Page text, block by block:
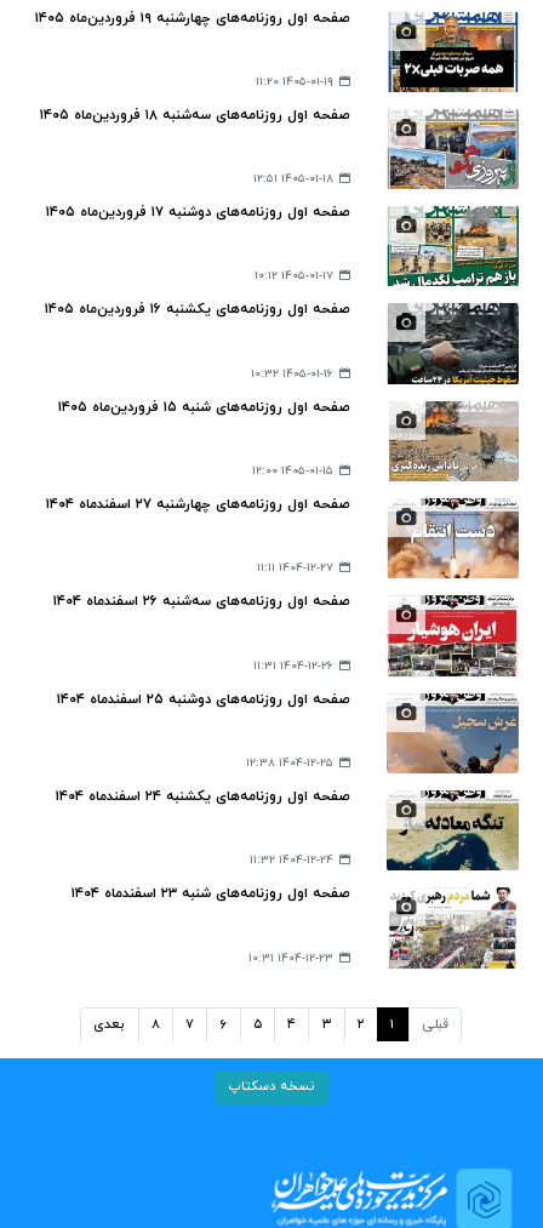
صفحه اول روزنامه‌های چهارشنبه ۱۹ فروردین‌ماه ۱۴۰۵
۱۴۰۵-۰۱-۱۹ ۱۱:۲۰
صفحه اول روزنامه‌های سه‌شنبه ۱۸ فروردین‌ماه ۱۴۰۵
۱۴۰۵-۰۱-۱۸ ۱۲:۵۱
صفحه اول روزنامه‌های دوشنبه ۱۷ فروردین‌ماه ۱۴۰۵
۱۴۰۵-۰۱-۱۷ ۱۰:۱۲
صفحه اول روزنامه‌های یکشنبه ۱۶ فروردین‌ماه ۱۴۰۵
۱۴۰۵-۰۱-۱۶ ۱۰:۳۲
صفحه اول روزنامه‌های شنبه ۱۵ فروردین‌ماه ۱۴۰۵
۱۴۰۵-۰۱-۱۵ ۱۲:۰۰
صفحه اول روزنامه‌های چهارشنبه ۲۷ اسفندماه ۱۴۰۴
۱۴۰۴-۱۲-۲۷ ۱۱:۱۱
صفحه اول روزنامه‌های سه‌شنبه ۲۶ اسفندماه ۱۴۰۴
۱۴۰۴-۱۲-۲۶ ۱۱:۳۱
صفحه اول روزنامه‌های دوشنبه ۲۵ اسفندماه ۱۴۰۴
۱۴۰۴-۱۲-۲۵ ۱۲:۳۸
صفحه اول روزنامه‌های یکشنبه ۲۴ اسفندماه ۱۴۰۴
۱۴۰۴-۱۲-۲۴ ۱۱:۳۲
صفحه اول روزنامه‌های شنبه ۲۳ اسفندماه ۱۴۰۴
۱۴۰۴-۱۲-۲۳ ۱۰:۳۱
قبلی ۱ ۲ ۳ ۴ ۵ ۶ ۷ ۸ بعدی
نسخه دسکتاپ